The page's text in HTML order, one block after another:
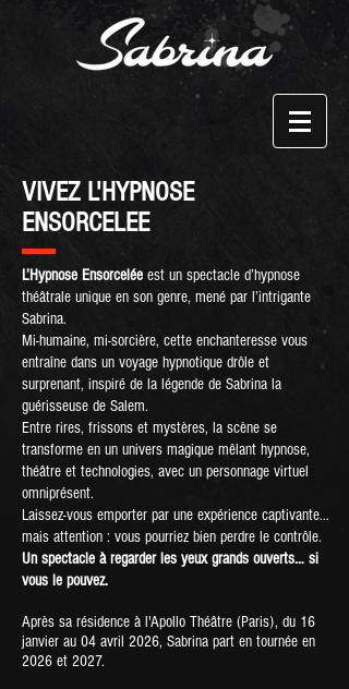
VIVEZ L'HYPNOSE
ENSORCELEE
L’Hypnose Ensorcelée est un spectacle d’hypnose
théâtrale unique en son genre, mené par l’intrigante
Sabrina.
Mi-humaine, mi-sorcière, cette enchanteresse vous
entraîne dans un voyage hypnotique drôle et
surprenant, inspiré de la légende de Sabrina la
guérisseuse de Salem.
Entre rires, frissons et mystères, la scène se
transforme en un univers magique mêlant hypnose,
théâtre et technologies, avec un personnage virtuel
omniprésent.
Laissez-vous emporter par une expérience captivante…
mais attention : vous pourriez bien perdre le contrôle.
Un spectacle à regarder les yeux grands ouverts… si
vous le pouvez.
Après sa résidence à l'Apollo Théâtre (Paris), du 16
janvier au 04 avril 2026, Sabrina part en tournée en
2026 et 2027.